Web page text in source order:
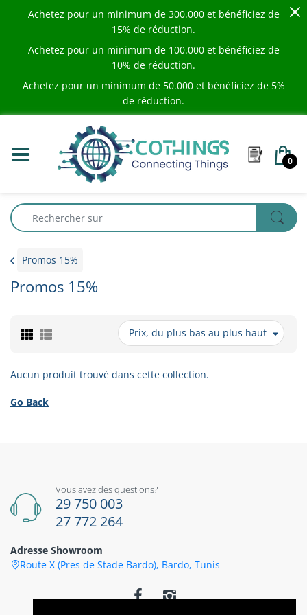
Achetez pour un minimum de 300.000et bénéficiez de
15% de réduction.
Achetez pour un minimum de 100.000et bénéficiez de
10% de réduction.
Achetez pour un minimum de 50.000et bénéficiez de 5%
de réduction.
0
Promos 15%
Promos 15%
Prix, du plus bas au plus haut
Aucun produit trouvé dans cette collection.
Go Back
Vous avez des questions?
29 750 003
27 772 264
Adresse Showroom
Route X (Pres de Stade Bardo), Bardo, Tunis